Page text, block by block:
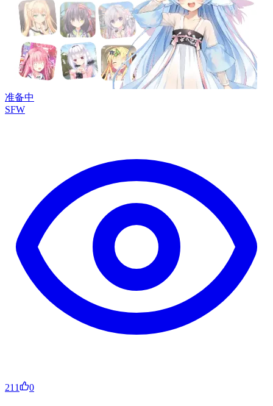
准备中
SFW
211 0